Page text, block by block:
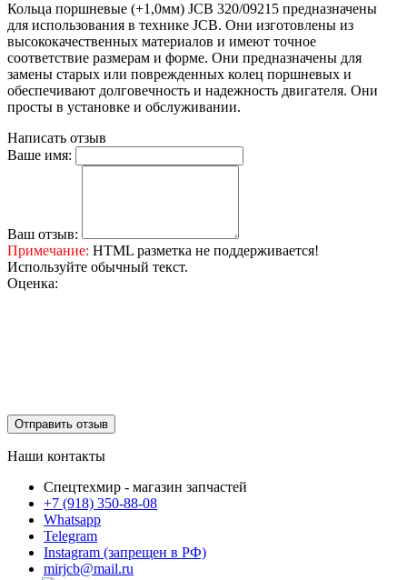
Кольца поршневые (+1,0мм) JCB 320/09215 предназначены
для использования в технике JCB. Они изготовлены из
высококачественных материалов и имеют точное
соответствие размерам и форме. Они предназначены для
замены старых или поврежденных колец поршневых и
обеспечивают долговечность и надежность двигателя. Они
просты в установке и обслуживании.
Написать отзыв
Ваше имя:
Ваш отзыв:
Примечание: HTML разметка не поддерживается!
Используйте обычный текст.
Оценка:
Отправить отзыв
Наши контакты
Спецтехмир - магазин запчастей
+7 (918) 350-88-08
Whatsapp
Telegram
Instagram (запрещен в РФ)
mirjcb@mail.ru